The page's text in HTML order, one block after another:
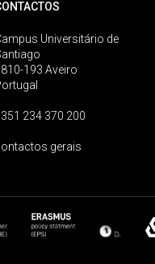
Universitário de
193 Aveiro
234 370 200
gerais